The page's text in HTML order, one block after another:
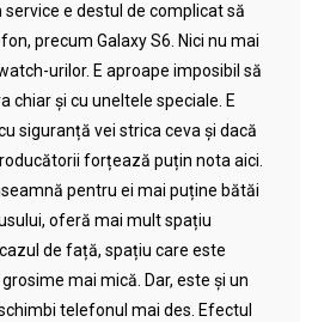
e destul de complicat să
precum Galaxy S6. Nici nu mai
urilor. E aproape imposibil să
chiar și cu uneltele speciale. E
siguranță vei strica ceva și dacă
forțează puțin nota aici.
pentru ei mai puține bătăi
oferă mai mult spațiu
de față, spațiu care este
mai mică. Dar, este și un
telefonul mai des. Efectul